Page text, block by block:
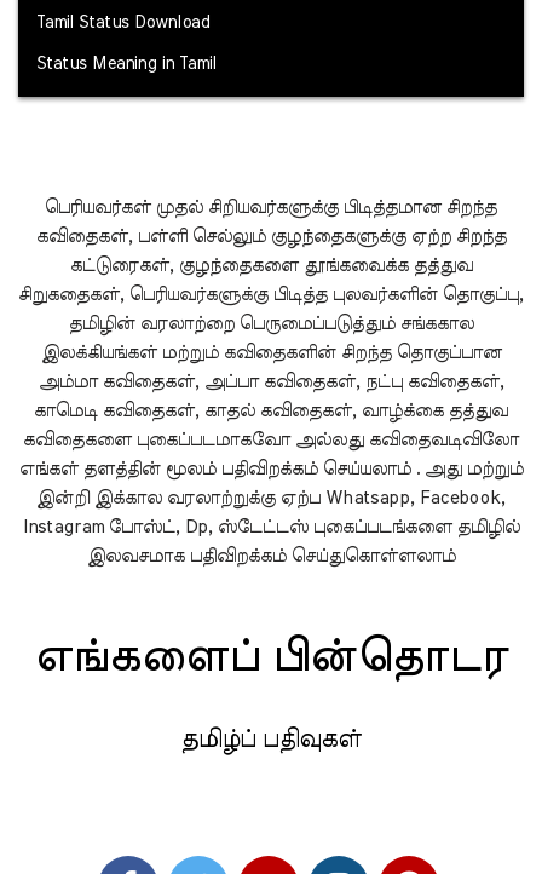
Tamil Status Download
Status Meaning in Tamil
பெரியவர்கள் முதல் சிறியவர்களுக்கு பிடித்தமான சிறந்த
கவிதைகள், பள்ளி செல்லும் குழந்தைகளுக்கு ஏற்ற சிறந்த
கட்டுரைகள், குழந்தைகளை தூங்கவைக்க தத்துவ
சிறுகதைகள், பெரியவர்களுக்கு பிடித்த புலவர்களின் தொகுப்பு,
தமிழின் வரலாற்றை பெருமைப்படுத்தும் சங்ககால
இலக்கியங்கள் மற்றும் கவிதைகளின் சிறந்த தொகுப்பான
அம்மா கவிதைகள், அப்பா கவிதைகள், நட்பு கவிதைகள்,
காமெடி கவிதைகள், காதல் கவிதைகள், வாழ்க்கை தத்துவ
கவிதைகளை புகைப்படமாகவோ அல்லது கவிதைவடிவிலோ
எங்கள் தளத்தின் மூலம் பதிவிறக்கம் செய்யலாம் . அது மற்றும்
இன்றி இக்கால வரலாற்றுக்கு ஏற்ப Whatsapp, Facebook,
Instagram போஸ்ட், Dp, ஸ்டேட்டஸ் புகைப்படங்களை தமிழில்
இலவசமாக பதிவிறக்கம் செய்துகொள்ளலாம்
எங்களைப் பின்தொடர
தமிழ்ப் பதிவுகள்